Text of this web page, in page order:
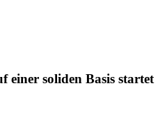
soliden Basis startet